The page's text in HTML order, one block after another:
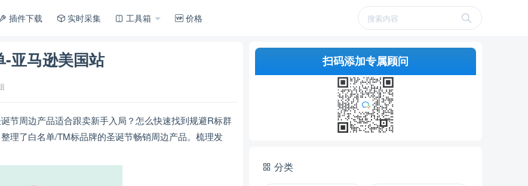
插件下载 实时采集 工具箱 价格
-亚马逊美国站
节周边产品适合跟卖新手入局？怎么快速找到规避R标群
理了白名单/TM标品牌的圣诞节畅销周边产品。梳理发
扫码添加专属顾问
分类